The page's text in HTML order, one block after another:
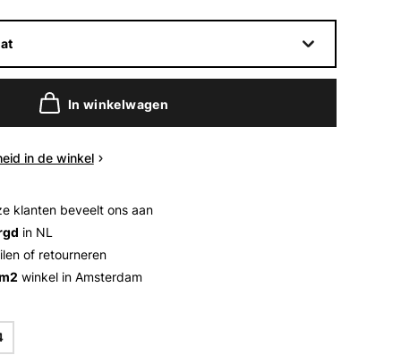
In winkelwagen
in de winkel
klanten beveelt ons aan
in NL
of retourneren
winkel in Amsterdam